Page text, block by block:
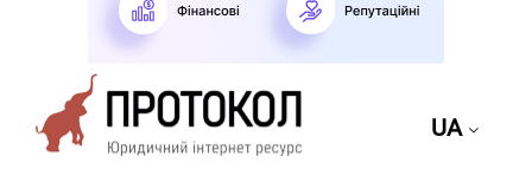
UA